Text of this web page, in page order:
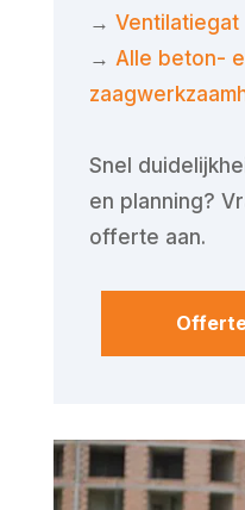
→ Ventilatiegat
→ Alle beton-
Snel
en planning?
offerte aan.